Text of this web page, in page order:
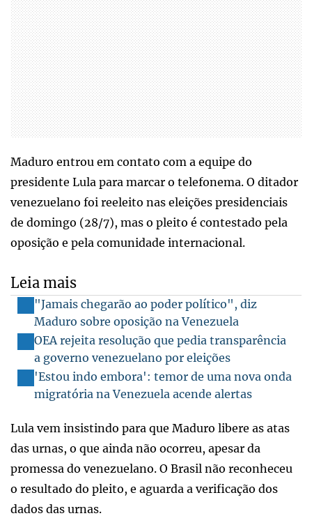
Maduro entrou em contato com a equipe do
presidente Lula para marcar o telefonema. O ditador
venezuelano foi reeleito nas eleições presidenciais
de domingo (28/7), mas o pleito é contestado pela
oposição e pela comunidade internacional.
Leia mais
"Jamais chegarão ao poder político", diz
Maduro sobre oposição na Venezuela
OEA rejeita resolução que pedia transparência
a governo venezuelano por eleições
'Estou indo embora': temor de uma nova onda
migratória na Venezuela acende alertas
Lula vem insistindo para que Maduro libere as atas
das urnas, o que ainda não ocorreu, apesar da
promessa do venezuelano. O Brasil não reconheceu
o resultado do pleito, e aguarda a verificação dos
dados das urnas.